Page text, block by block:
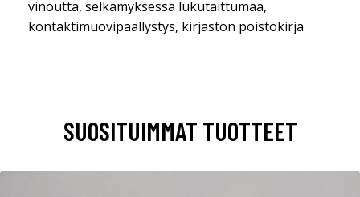
vinoutta, selkämyksessä lukutaittumaa,
kontaktimuovipäällystys, kirjaston poistokirja
SUOSITUIMMAT TUOTTEET